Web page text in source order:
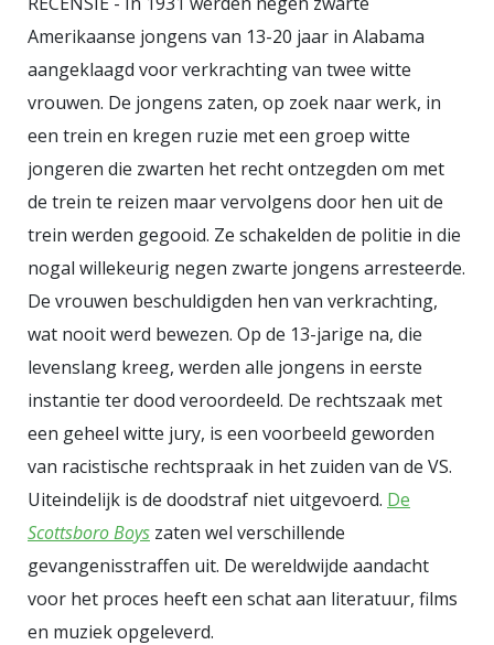
de Communist University in
Londen in 1980, terwijl studenten
en docenten aan het befaamde
Centre for Contemporary Cultural
Studies(CCCS) in Birmingham zich
bezonnen op hoe ‘het culturele’
beter geïntegreerd kon worden in
het Marxistische denken. Sinds
1990 verdween het Marxistisch
gedachtengoed op de achtergrond,
al lijkt er sprake van een zekere
herwaardering in het huidige,
neoliberale tijdsgewricht. Maar het
gaat de auteur van dit boek niet
zozeer om het marxistisch
gedachtengoed of om een
herwaardering van het
communisme. Elke Weesje wil
daarentegen aandacht schenken
Amerikaanse jongens van 13-20 jaar in Alabama
aangeklaagd voor verkrachting van twee witte
vrouwen. De jongens zaten, op zoek naar werk, in
een trein en kregen ruzie met een groep witte
jongeren die zwarten het recht ontzegden om met
de trein te reizen maar vervolgens door hen uit de
trein werden gegooid. Ze schakelden de politie in die
nogal willekeurig negen zwarte jongens arresteerde.
De vrouwen beschuldigden hen van verkrachting,
wat nooit werd bewezen. Op de 13-jarige na, die
levenslang kreeg, werden alle jongens in eerste
instantie ter dood veroordeeld. De rechtszaak met
een geheel witte jury, is een voorbeeld geworden
van racistische rechtspraak in het zuiden van de VS.
Uiteindelijk is de doodstraf niet uitgevoerd. De
Scottsboro Boys zaten wel verschillende
gevangenisstraffen uit. De wereldwijde aandacht
voor het proces heeft een schat aan literatuur, films
en muziek opgeleverd.